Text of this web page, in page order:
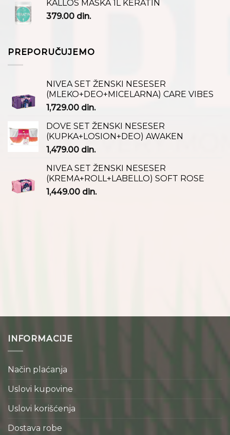
KALLOS MASKA 1L KERATIN
379.00 din.
PREPORUČUJEMO
NIVEA SET ŽENSKI NESESER
(MLEKO+DEO+MICELARNA) CARE VIBES
1,729.00 din.
DOVE SET ŽENSKI NESESER
(KUPKA+LOSION+DEO) AWAKEN
1,479.00 din.
NIVEA SET ŽENSKI NESESER
(KREMA+ROLL+LABELLO) SOFT ROSE
1,449.00 din.
INFORMACIJE
Način plaćanja
Uslovi kupovine
Uslovi korišćenja
Dostava robe